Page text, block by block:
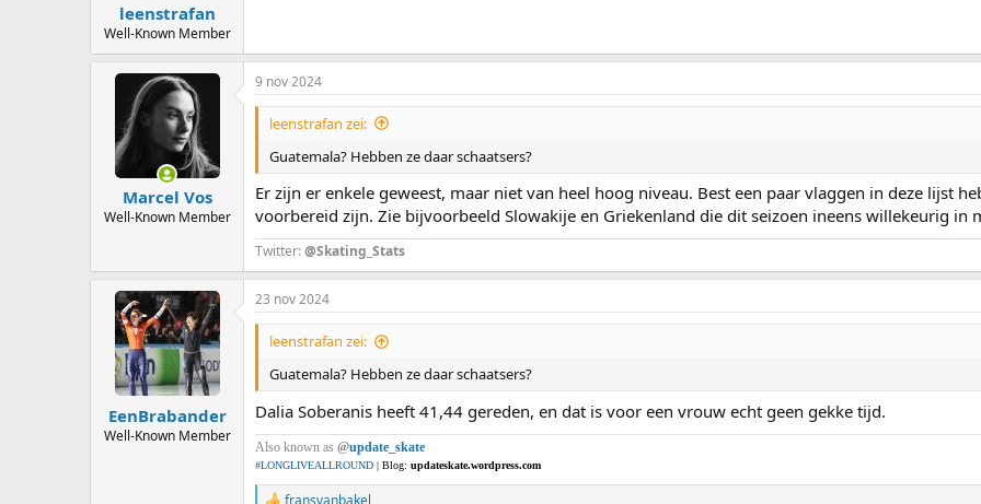
leenstrafan
Well-Known Member
Marcel Vos
Well-Known Member
9 nov 2024
leenstrafan zei:
Guatemala? Hebben ze daar schaatsers?
Er zijn er enkele geweest, maar niet van heel hoog niveau. Best een paar vlaggen in deze lijst
voorbereid zijn. Zie bijvoorbeeld Slowakije en Griekenland die dit seizoen ineens willekeurig in
Twitter:@Skating_Stats
EenBrabander
Well-Known Member
23 nov 2024
leenstrafan zei:
Guatemala? Hebben ze daar schaatsers?
Dalia Soberanis heeft 41,44 gereden, en dat is voor een vrouw echt geen gekke tijd.
Also known as @update_skate
#LONGLIVEALLROUND | Blog: updateskate.wordpress.com
fransvanbakel